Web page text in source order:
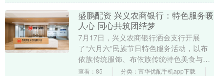
盛鹏配资 兴义农商银行：特色服务暖
人心 同心共筑团结梦
7月17日，兴义农商银行洒金支行开展
了“六月六”民族节日特色服务活动，以布
依族传统服饰、布依族传统特色美食与金
融知识科普相结合的方式，为辖区群众送
查看：85 分类：富华优配手机app下载